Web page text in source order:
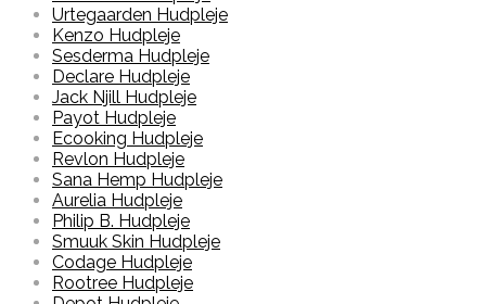
Urtegaarden Hudpleje
Kenzo Hudpleje
Sesderma Hudpleje
Declare Hudpleje
Jack Njill Hudpleje
Payot Hudpleje
Ecooking Hudpleje
Revlon Hudpleje
Sana Hemp Hudpleje
Aurelia Hudpleje
Philip B. Hudpleje
Smuuk Skin Hudpleje
Codage Hudpleje
Rootree Hudpleje